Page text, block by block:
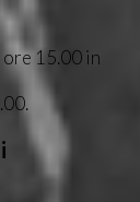
15.00 in